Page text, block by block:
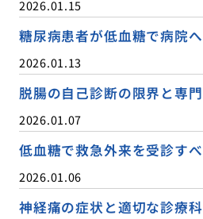
2026.01.15
糖尿病患者が低血糖で病院
2026.01.13
脱腸の自己診断の限界と専
2026.01.07
低血糖で救急外来を受診す
2026.01.06
神経痛の症状と適切な診療